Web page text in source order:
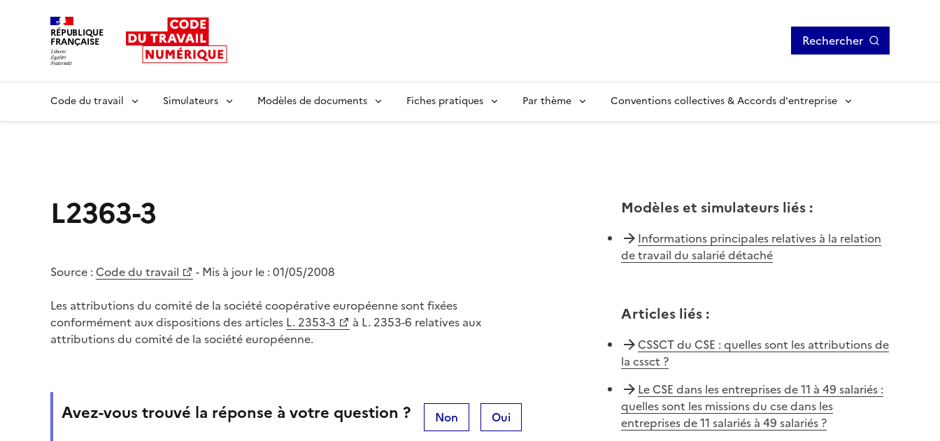
RÉPUBLIQUE
FRANÇAISE Rechercher
Code du travail Simulateurs Modèles de documents Fiches pratiques Par thème Conventions collectives & Accords d'entreprise
L2363-3
Source : Code du travail - Mis à jour le : 01/05/2008
Les attributions du comité de la société coopérative européenne sont fixées
conformément aux dispositions des articles L. 2353-3
à L. 2353-6 relatives aux
attributions du comité de la société européenne.
Avez-vous trouvé la réponse à votre question ? Non Oui
Modèles et simulateurs liés:
Informations principales relatives à la relation
de travail du salarié détaché
Articles liés:
CSSCT du CSE : quelles sont les attributions de
la cssct ?
Le CSE dans les entreprises de 11 à 49 salariés :
quelles sont les missions du cse dans les
entreprises de 11 salariés à 49 salariés ?